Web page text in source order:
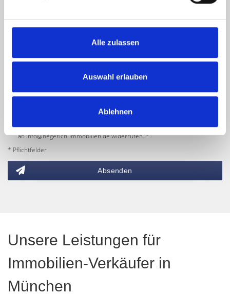
Alle zulassen
Auswahl erlauben
Ablehnen
zu, dass meine Angaben und Daten zur Beantwortung meiner Anfrage
elektronisch erhoben und gespeichert werden.
Hinweis: Sie können Ihre Einwilligung jederzeit für die Zukunft per E-Mail
an info@hegerich-immobilien.de widerrufen. *
* Pflichtfelder
Absenden
Unsere Leistungen für
Immobilien-Verkäufer in
München